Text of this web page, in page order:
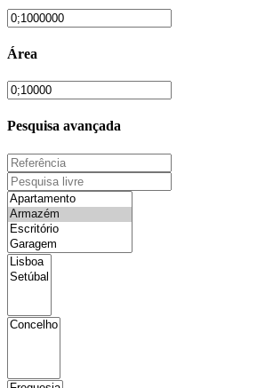
Área
Pesquisa avançada